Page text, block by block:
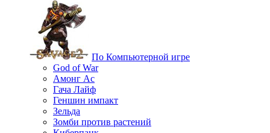
По Компьютерной игре
God of War
Амонг Ас
Гача Лайф
Геншин импакт
Зельда
Зомби против растений